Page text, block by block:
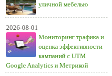
уличной мебелью
2026-08-01
Мониторинг трафика и
оценка эффективности
кампаний с UTM
Google Analytics и Метрикой